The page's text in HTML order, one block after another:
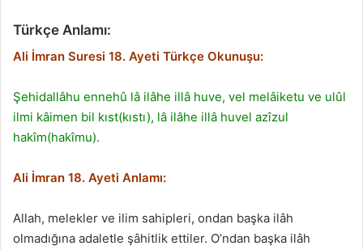
Türkçe Anlamı:
Ali İmran Suresi 18. Ayeti Türkçe Okunuşu:
Şehidallâhu ennehû lâ ilâhe illâ huve, vel melâiketu ve ulûl
ilmi kâimen bil kıst(kıstı), lâ ilâhe illâ huvel azîzul
hakîm(hakîmu).
Ali İmran 18. Ayeti Anlamı:
Allah, melekler ve ilim sahipleri, ondan başka ilâh
olmadığına adaletle şâhitlik ettiler. O’ndan başka ilâh